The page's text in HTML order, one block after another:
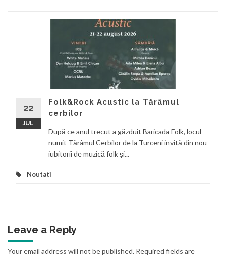
22
JUL
Folk&Rock Acustic la Tărâmul
cerbilor
După ce anul trecut a găzduit Baricada Folk, locul
numit Tărâmul Cerbilor de la Turceni invită din nou
iubitorii de muzică folk și...
Noutati
Leave a Reply
Your email address will not be published. Required fields are